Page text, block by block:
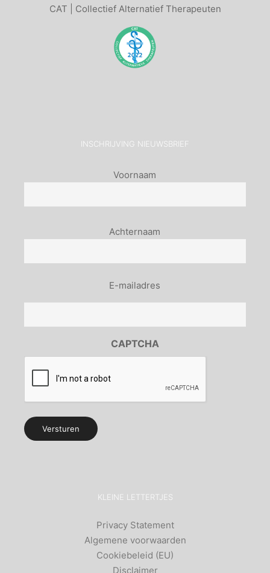
CAT | Collectief Alternatief Therapeuten
INSCHRIJVING NIEUWSBRIEF
Naam
Voornaam
Naam
Achternaam
E-
mailadres
E-mailadres
CAPTCHA
KLEINE LETTERTJES
Privacy Statement
Algemene voorwaarden
Cookiebeleid (EU)
Disclaimer